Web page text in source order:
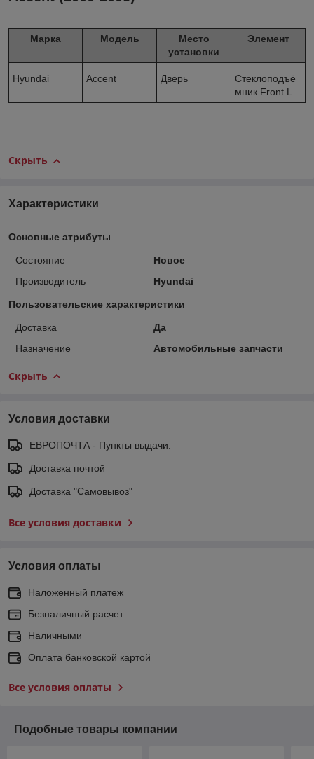
Марка Модель
Место
установки
Элемент
Hyundai Accent Дверь
Стеклоподъё
мник Front L
Скрыть
Характеристики
Основные атрибуты
Состояние
Новое
Производитель
Hyundai
Пользовательские характеристики
Доставка
Да
Назначение
Автомобильные запчасти
Скрыть
Условия доставки
ЕВРОПОЧТА - Пункты выдачи.
Доставка почтой
Доставка "Самовывоз"
Все условия доставки
Условия оплаты
Наложенный платеж
Безналичный расчет
Наличными
Оплата банковской картой
Все условия оплаты
Подобные товары компании